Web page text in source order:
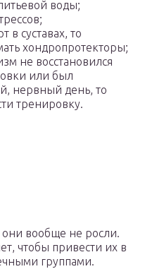
воды;
в суставах, то
хондропротекторы;
не восстановился
или был
нервный день, то
тренировку.
они вообще не росли.
чтобы привести их в
группами.